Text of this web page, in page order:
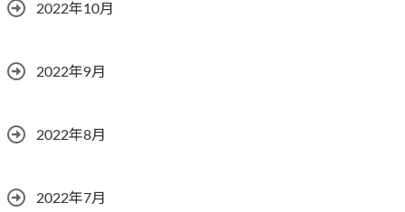
2022年10月
2022年9月
2022年8月
2022年7月